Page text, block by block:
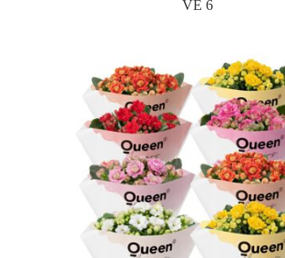
VE 6